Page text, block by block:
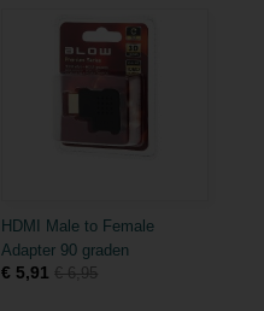
HDMI Male to Female
Adapter 90 graden
€ 5,91 € 6,95